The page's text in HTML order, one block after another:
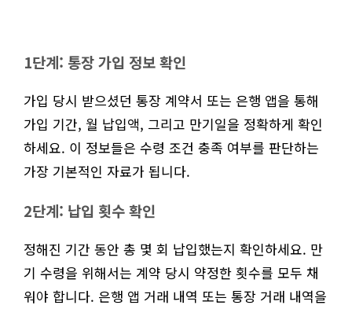
1단계: 통장 가입 정보 확인
가입 당시 받으셨던 통장 계약서 또는 은행 앱을 통해
가입 기간, 월 납입액, 그리고 만기일을 정확하게 확인
하세요. 이 정보들은 수령 조건 충족 여부를 판단하는
가장 기본적인 자료가 됩니다.
2단계: 납입 횟수 확인
정해진 기간 동안 총 몇 회 납입했는지 확인하세요. 만
기 수령을 위해서는 계약 당시 약정한 횟수를 모두 채
워야 합니다. 은행 앱 거래 내역 또는 통장 거래 내역을